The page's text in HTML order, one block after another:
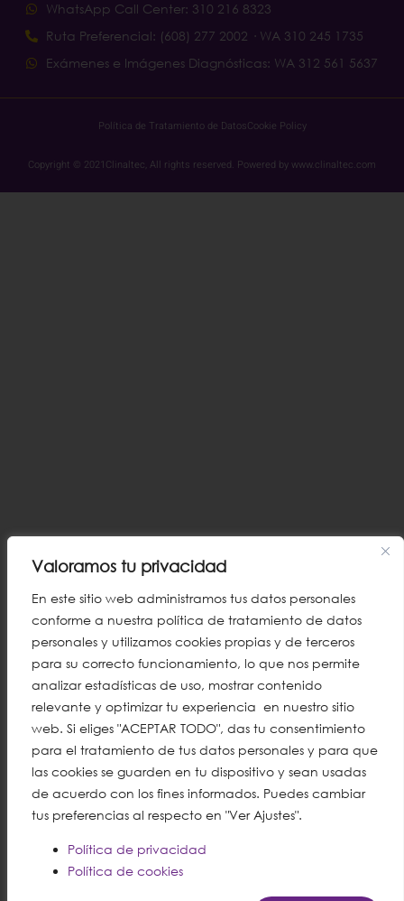
Valoramos tu privacidad
En este sitio web administramos tus datos personales
conforme a nuestra política de tratamiento de datos
personales y utilizamos cookies propias y de terceros
para su correcto funcionamiento, lo que nos permite
analizar estadísticas de uso, mostrar contenido
relevante y optimizar tu experiencia en nuestro sitio
web. Si eliges "ACEPTAR TODO", das tu consentimiento
para el tratamiento de tus datos personales y para que
las cookies se guarden en tu dispositivo y sean usadas
de acuerdo con los fines informados. Puedes cambiar
tus preferencias al respecto en "Ver Ajustes".
Política de privacidad
Política de cookies
WhatsApp Call Center: 310 216 8323
Ruta Preferencial: (608) 277 2002 · WA 310 245 1735
Exámenes e Imágenes Diagnósticas: WA 312 561 5637
Política de Tratamiento de DatosCookie Policy
Copyright © 2021Clinaltec, All rights reserved. Powered by www.clinaltec.com